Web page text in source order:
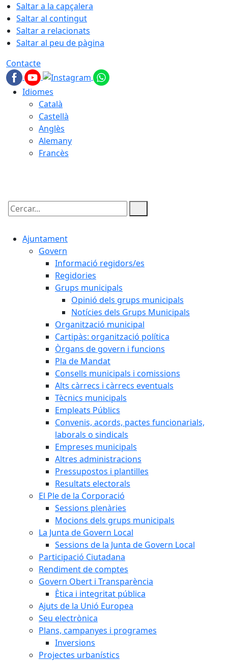
Saltar a la capçalera
Saltar al contingut
Saltar a relacionats
Saltar al peu de pàgina
Contacte
Idiomes
Català
Castellà
Anglès
Alemany
Francès
Cercar:
Ajuntament
Govern
Informació regidors/es
Regidories
Grups municipals
Opinió dels grups municipals
Notícies dels Grups Municipals
Organització municipal
Cartipàs: organització política
Òrgans de govern i funcions
Pla de Mandat
Consells municipals i comissions
Alts càrrecs i càrrecs eventuals
Tècnics municipals
Empleats Públics
Convenis, acords, pactes funcionarials,
laborals o sindicals
Empreses municipals
Altres administracions
Pressupostos i plantilles
Resultats electorals
El Ple de la Corporació
Sessions plenàries
Mocions dels grups municipals
La Junta de Govern Local
Sessions de la Junta de Govern Local
Participació Ciutadana
Rendiment de comptes
Govern Obert i Transparència
Ètica i integritat pública
Ajuts de la Unió Europea
Seu electrònica
Plans, campanyes i programes
Inversions
Projectes urbanístics